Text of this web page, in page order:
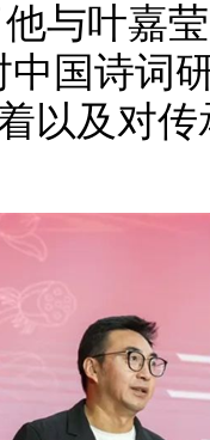
叶嘉莹
中国诗词
以及对